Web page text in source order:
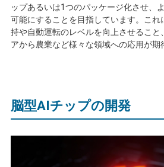
ップあるいは1つのパッケージ化させ、
可能にすることを目指しています。これ
持や自動運転のレベルを向上させること
アから農業など様々な領域への応用が期
脳型AIチップの開発